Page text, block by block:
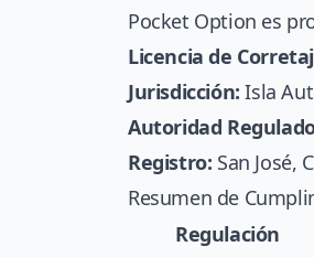
Pocket Option es
Licencia de
Jurisdicción: Isla
Autoridad
Registro: San José,
Resumen de
Regulación